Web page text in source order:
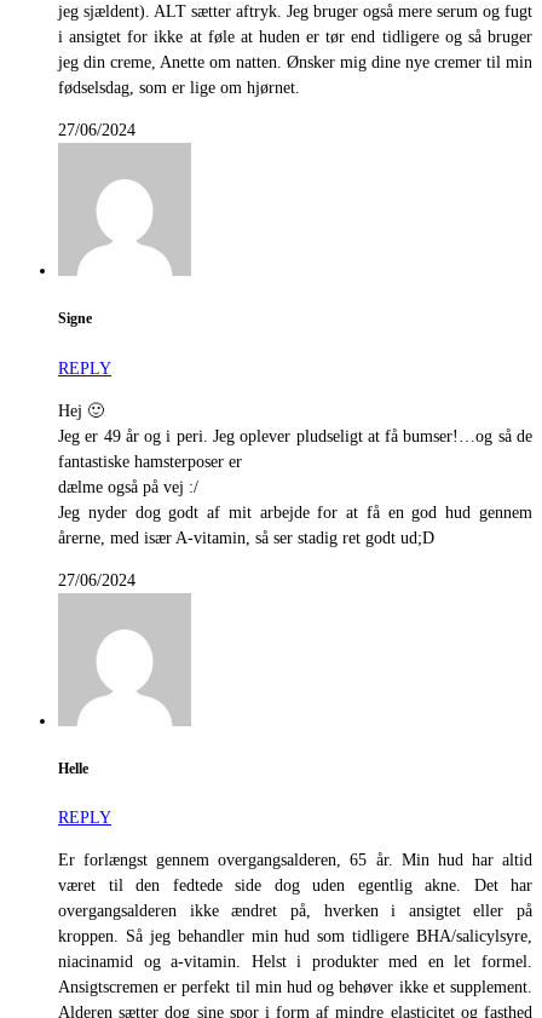
jeg sjældent). ALT sætter aftryk. Jeg bruger også mere serum og fugt
i ansigtet for ikke at føle at huden er tør end tidligere og så bruger
jeg din creme, Anette om natten. Ønsker mig dine nye cremer til min
fødselsdag, som er lige om hjørnet.
27/06/2024
Signe
REPLY
Hej 🙂
Jeg er 49 år og i peri. Jeg oplever pludseligt at få bumser!…og så de
fantastiske hamsterposer er
dælme også på vej :/
Jeg nyder dog godt af mit arbejde for at få en god hud gennem
årerne, med især A-vitamin, så ser stadig ret godt ud;D
27/06/2024
Helle
REPLY
Er forlængst gennem overgangsalderen, 65 år. Min hud har altid
været til den fedtede side dog uden egentlig akne. Det har
overgangsalderen ikke ændret på, hverken i ansigtet eller på
kroppen. Så jeg behandler min hud som tidligere BHA/salicylsyre,
niacinamid og a-vitamin. Helst i produkter med en let formel.
Ansigtscremen er perfekt til min hud og behøver ikke et supplement.
Alderen sætter dog sine spor i form af mindre elasticitet og fasthed